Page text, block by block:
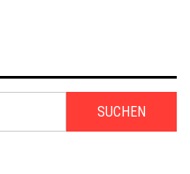
SUCHEN